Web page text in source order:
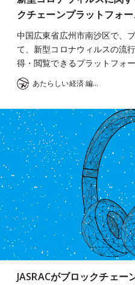
クチェーンプラットフォ
中国広東省広州市南沙区で、
て、新型コロナウィルスの流
得・閲覧できるプラットフォ
あたらしい経済 編集部
JASRACがブロックチェ